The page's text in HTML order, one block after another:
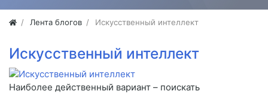
Лента блогов Искусственный интеллект
Искусственный интеллект
Наиболее действенный вариант – поискать